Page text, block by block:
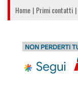
Home Primi contatti